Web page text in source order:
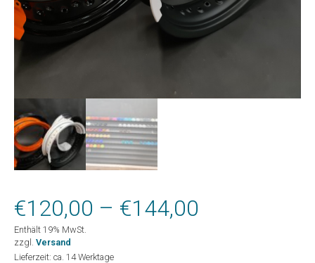
€120,00 – €144,00
Enthält 19% MwSt.
zzgl. Versand
Lieferzeit: ca. 14 Werktage